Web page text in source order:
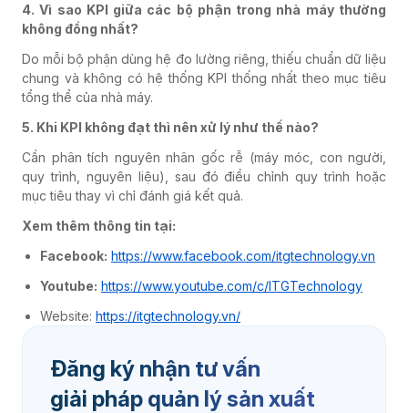
4. Vì sao KPI giữa các bộ phận trong nhà máy thường
không đồng nhất?
Do mỗi bộ phận dùng hệ đo lường riêng, thiếu chuẩn dữ liệu
chung và không có hệ thống KPI thống nhất theo mục tiêu
tổng thể của nhà máy.
5. Khi KPI không đạt thì nên xử lý như thế nào?
Cần phân tích nguyên nhân gốc rễ (máy móc, con người,
quy trình, nguyên liệu), sau đó điều chỉnh quy trình hoặc
mục tiêu thay vì chỉ đánh giá kết quả.
Xem thêm thông tin tại:
Facebook: https://www.facebook.com/itgtechnology.vn
Youtube: https://www.youtube.com/c/ITGTechnology
Website: https://itgtechnology.vn/
Đăng ký nhận tư vấn
giải pháp quản lý sản xuất